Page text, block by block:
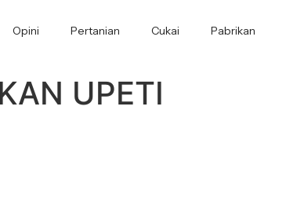
Opini Pertanian Cukai Pabrikan
UPETI